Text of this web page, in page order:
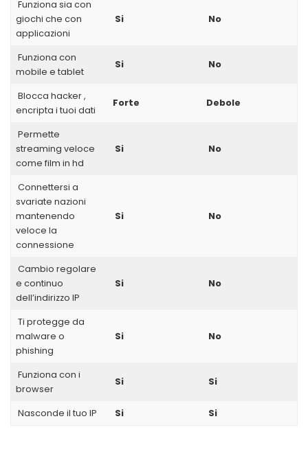
Funziona sia con
giochi che con
applicazioni
Si No
Funziona con
mobile e tablet
Si No
Blocca hacker ,
encripta i tuoi dati
Forte Debole
Permette
streaming veloce
come film in hd
Si No
Connettersi a
svariate nazioni
mantenendo
veloce la
connessione
Si No
Cambio regolare
e continuo
dell’indirizzo IP
Si No
Ti protegge da
malware o
phishing
Si No
Funziona con i
browser
Si Si
Nasconde il tuo IP Si Si